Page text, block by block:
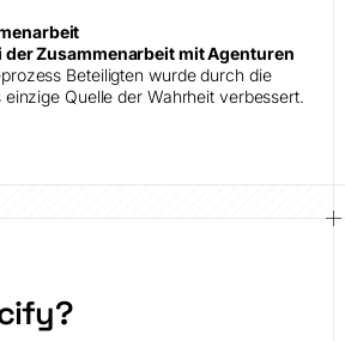
Zusammenarbeit mit Agenturen
Beteiligten wurde durch die
Quelle der Wahrheit verbessert.